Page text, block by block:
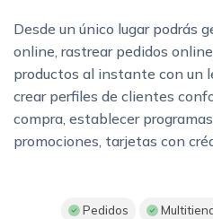
Desde un único lugar podrás
online, rastrear pedidos
productos al instante con un
crear perfiles de clientes
compra, establecer
promociones, tarjetas con
Pedidos